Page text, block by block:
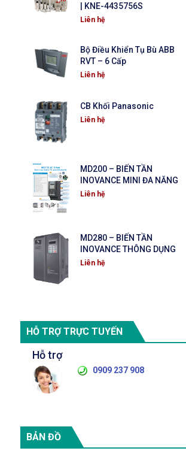
| KNE-4435756S
Liên hệ
Bộ Điều Khiển Tụ Bù ABB
RVT – 6 Cấp
Liên hệ
CB Khối Panasonic
Liên hệ
MD200 – BIẾN TẦN
INOVANCE MINI ĐA NĂNG
Liên hệ
MD280 – BIẾN TẦN
INOVANCE THÔNG DỤNG
Liên hệ
HỖ TRỢ TRỰC TUYẾN
Hỗ trợ
0909 237 908
BẢN ĐỒ